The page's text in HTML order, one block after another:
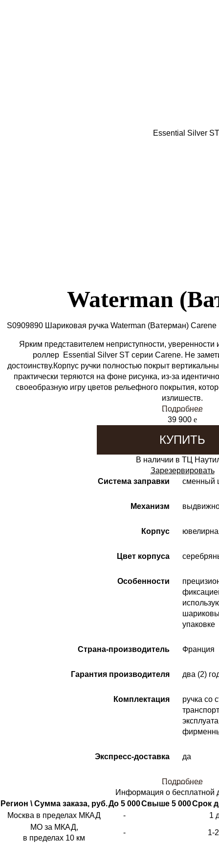
Waterman
S0909890 Шариковая ручка Waterman (Ватерман)
Ярким представителем неприступности, уверенности
роллер Essential Silver ST серии Carene. Не
достоинству.Корпус ручки полностью покрыт
практически теряются на фоне рисунка, из-за
своеобразную игру цветов рельефного покрытия,
излишеств.
Подробнее
39 900 e
КУПИТЬ
В наличии в ТЦ
Зарезервировать
Система заправки
сменный
Механизм
Корпус
Цвет корпуса
Особенности
упаковке
Страна-производитель Франция
Гарантия производителя два (2)
Комплектация
ручка со
Экспресс-доставка да
Подробнее
Информация о бесплатной
Регион \ Сумма заказа, руб.До 5 000Свыше 5 000Срок
Москва в пределах МКАД
-
1
МО за МКАД,
в пределах 10 км
- 1-